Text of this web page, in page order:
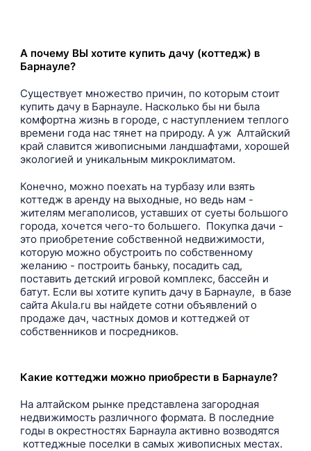
А почему ВЫ хотите купить дачу (коттедж) в
Барнауле?
Существует множество причин, по которым стоит
купить дачу в Барнауле. Насколько бы ни была
комфортна жизнь в городе, с наступлением теплого
времени года нас тянет на природу. А уж Алтайский
край славится живописными ландшафтами, хорошей
экологией и уникальным микроклиматом.
Конечно, можно поехать на турбазу или взять
коттедж в аренду на выходные, но ведь нам -
жителям мегаполисов, уставших от суеты большого
города, хочется чего-то большего. Покупка дачи -
это приобретение собственной недвижимости,
которую можно обустроить по собственному
желанию - построить баньку, посадить сад,
поставить детский игровой комплекс, бассейн и
батут. Если вы хотите купить дачу в Барнауле, в базе
сайта Akula.ru вы найдете сотни объявлений о
продаже дач, частных домов и коттеджей от
собственников и посредников.
Какие коттеджи можно приобрести в Барнауле?
На алтайском рынке представлена загородная
недвижимость различного формата. В последние
годы в окрестностях Барнаула активно возводятся
коттеджные поселки в самых живописных местах.